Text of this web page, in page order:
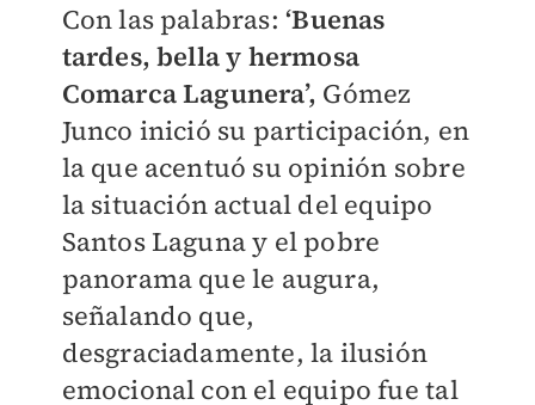
Con las palabras: ‘Buenas
tardes, bella y hermosa
Comarca Lagunera’, Gómez
Junco inició su participación, en
la que acentuó su opinión sobre
la situación actual del equipo
Santos Laguna y el pobre
panorama que le augura,
señalando que,
desgraciadamente, la ilusión
emocional con el equipo fue tal